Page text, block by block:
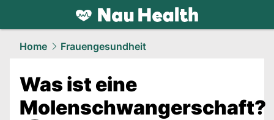
health.NAU.ch
Home Frauengesundheit
Was ist eine
Molenschwangerschaft?